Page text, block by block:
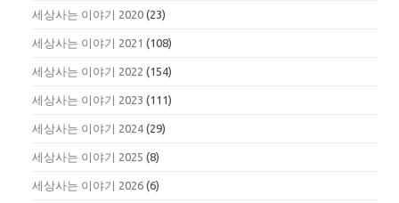
세상사는 이야기 2020 (23)
세상사는 이야기 2021 (108)
세상사는 이야기 2022 (154)
세상사는 이야기 2023 (111)
세상사는 이야기 2024 (29)
세상사는 이야기 2025 (8)
세상사는 이야기 2026 (6)